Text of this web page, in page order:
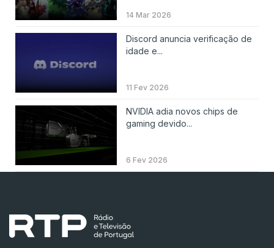
14 Mar 2026
Discord anuncia verificação de
idade e...
11 Fev 2026
NVIDIA adia novos chips de
gaming devido...
6 Fev 2026